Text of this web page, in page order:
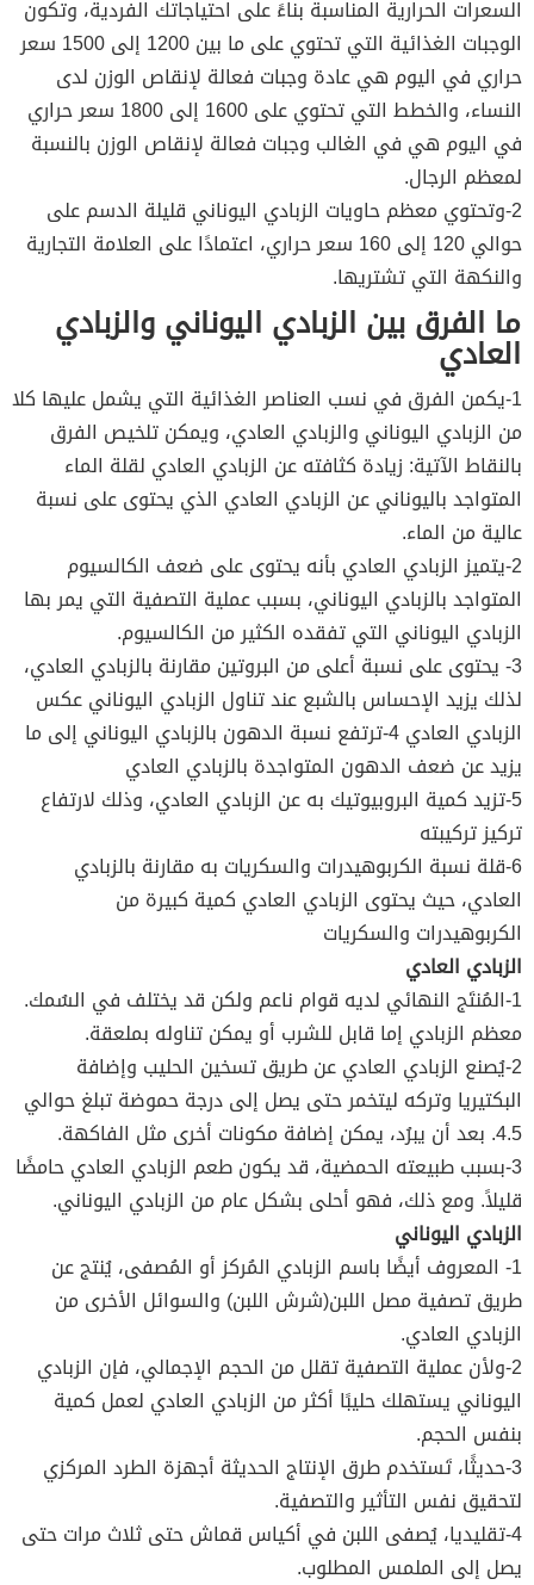
السعرات الحرارية المناسبة بناءً على احتياجاتك الفردية، وتكون
الوجبات الغذائية التي تحتوي على ما بين 1200 إلى 1500 سعر
حراري في اليوم هي عادة وجبات فعالة لإنقاص الوزن لدى
النساء، والخطط التي تحتوي على 1600 إلى 1800 سعر حراري
في اليوم هي في الغالب وجبات فعالة لإنقاص الوزن بالنسبة
لمعظم الرجال.
2-وتحتوي معظم حاويات الزبادي اليوناني قليلة الدسم على
حوالي 120 إلى 160 سعر حراري، اعتمادًا على العلامة التجارية
والنكهة التي تشتريها.
ما الفرق بين الزبادي اليوناني والزبادي
العادي
1-يكمن الفرق في نسب العناصر الغذائية التي يشمل عليها كلا
من الزبادي اليوناني والزبادي العادي، ويمكن تلخيص الفرق
بالنقاط الآتية: زيادة كثافته عن الزبادي العادي لقلة الماء
المتواجد باليوناني عن الزبادي العادي الذي يحتوى على نسبة
عالية من الماء.
2-يتميز الزبادي العادي بأنه يحتوى على ضعف الكالسيوم
المتواجد بالزبادي اليوناني، بسبب عملية التصفية التي يمر بها
الزبادي اليوناني التي تفقده الكثير من الكالسيوم.
3- يحتوى على نسبة أعلى من البروتين مقارنة بالزبادي العادي،
لذلك يزيد الإحساس بالشبع عند تناول الزبادي اليوناني عكس
الزبادي العادي 4-ترتفع نسبة الدهون بالزبادي اليوناني إلى ما
يزيد عن ضعف الدهون المتواجدة بالزبادي العادي
5-تزيد كمية البروبيوتيك به عن الزبادي العادي، وذلك لارتفاع
تركيز تركيبته
6-قلة نسبة الكربوهيدرات والسكريات به مقارنة بالزبادي
العادي، حيث يحتوى الزبادي العادي كمية كبيرة من
الكربوهيدرات والسكريات
الزبادي العادي
1-المُنتَج النهائي لديه قوام ناعم ولكن قد يختلف في السُمك.
معظم الزبادي إما قابل للشرب أو يمكن تناوله بملعقة.
2-يُصنع الزبادي العادي عن طريق تسخين الحليب وإضافة
البكتيريا وتركه ليتخمر حتى يصل إلى درجة حموضة تبلغ حوالي
4.5. بعد أن يبرُد، يمكن إضافة مكونات أخرى مثل الفاكهة.
3-بسبب طبيعته الحمضية، قد يكون طعم الزبادي العادي حامضًا
قليلاً. ومع ذلك، فهو أحلى بشكل عام من الزبادي اليوناني.
الزبادي اليوناني
1- المعروف أيضًا باسم الزبادي المُركز أو المُصفى، يُنتج عن
طريق تصفية مصل اللبن(شرش اللبن) والسوائل الأخرى من
الزبادي العادي.
2-ولأن عملية التصفية تقلل من الحجم الإجمالي، فإن الزبادي
اليوناني يستهلك حليبًا أكثر من الزبادي العادي لعمل كمية
بنفس الحجم.
3-حديثًا، تَستخدم طرق الإنتاج الحديثة أجهزة الطرد المركزي
لتحقيق نفس التأثير والتصفية.
4-تقليديا، يُصفى اللبن في أكياس قماش حتى ثلاث مرات حتى
يصل إلى الملمس المطلوب.